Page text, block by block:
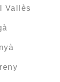
Vallès